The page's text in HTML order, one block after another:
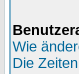
Wie
Die